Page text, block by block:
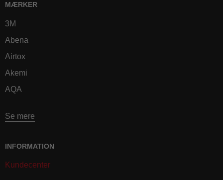
MÆRKER
3M
Abena
Airtox
Akemi
AQA
Se mere
INFORMATION
Kundecenter